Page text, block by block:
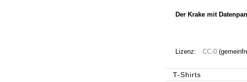
Der Krake mit
Lizenz: CC-0
T-Shirts